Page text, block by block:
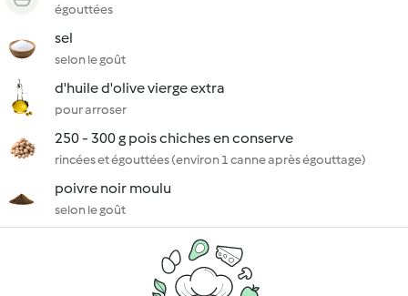
égouttées
sel
selon le goût
d'huile d'olive vierge extra
pour arroser
250 - 300 g pois chiches en conserve
rincées et égouttées (environ 1 canne après égouttage)
poivre noir moulu
selon le goût